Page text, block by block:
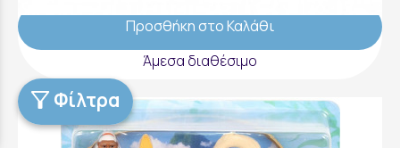
Φίλτρα
Προσθήκη στο Καλάθι
Άμεσα διαθέσιμο
Copyright © 2018 - 2026 Παιδικά Παιχνίδια στην Πάτρα -
Kiderella
Κατασκευή Ιστοσελίδων New Media Soft